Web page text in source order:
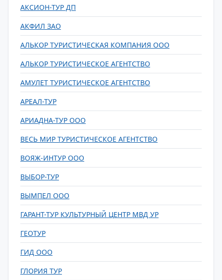
АКСИОН-ТУР ДП
АКФИЛ ЗАО
АЛЬКОР ТУРИСТИЧЕСКАЯ КОМПАНИЯ ООО
АЛЬКОР ТУРИСТИЧЕСКОЕ АГЕНТСТВО
АМУЛЕТ ТУРИСТИЧЕСКОЕ АГЕНТСТВО
АРЕАЛ-ТУР
АРИАДНА-ТУР ООО
ВЕСЬ МИР ТУРИСТИЧЕСКОЕ АГЕНТСТВО
ВОЯЖ-ИНТУР ООО
ВЫБОР-ТУР
ВЫМПЕЛ ООО
ГАРАНТ-ТУР КУЛЬТУРНЫЙ ЦЕНТР МВД УР
ГЕОТУР
ГИД ООО
ГЛОРИЯ ТУР